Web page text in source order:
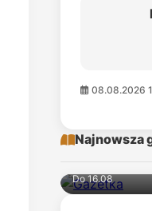
08.08.2026
Najnowsza
Do 16.08